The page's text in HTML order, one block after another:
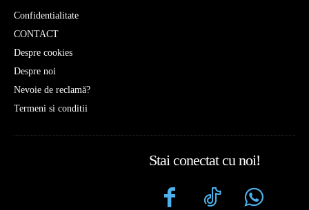
Confidentialitate
CONTACT
Despre cookies
Despre noi
Nevoie de reclamă?
Termeni si conditii
Stai conectat cu noi!